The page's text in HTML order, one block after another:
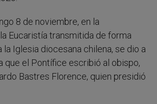
8 de noviembre, en la
Eucaristía transmitida de forma
la Iglesia diocesana chilena, se dio a
que el Pontífice escribió al obispo,
Bastres Florence, quien presidió